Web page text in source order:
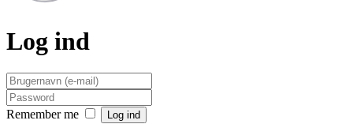
Log ind
Remember me